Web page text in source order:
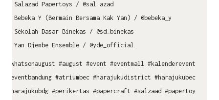
– Salazad Papertoys / @sal.azad
– Bebeka Y (Bermain Bersama Kak Yan) / @bebeka_y
– Sekolah Dasar Binekas / @sd_binekas
– Yan Djembe Ensemble / @yde_official
#whatsonaugust #august #event #eventmall #kalenderevent
#eventbandung #atriumbec #harajukudistrict #harajukubec
#harajukubdg #perikertas #papercraft #salzaad #papertoy